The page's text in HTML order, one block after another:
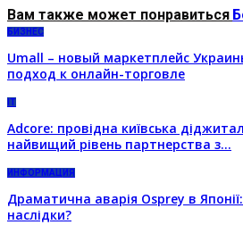
Вам также может понравиться
БИЗНЕС
Umall – новый маркетплейс
подход к онлайн-торговле
Adcore: провідна київська
найвищий рівень партнерства з…
ИНФОРМАЦИЯ
Драматична аварія Osprey в
наслідки?